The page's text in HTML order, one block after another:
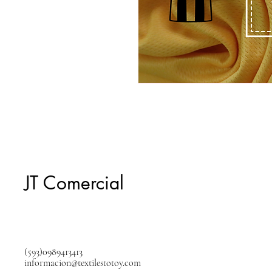
JT Comercial
(593)0989413413
informacion@textilestotoy.com